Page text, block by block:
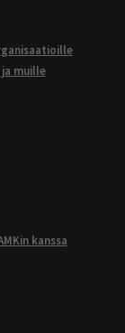
muille
kanssa